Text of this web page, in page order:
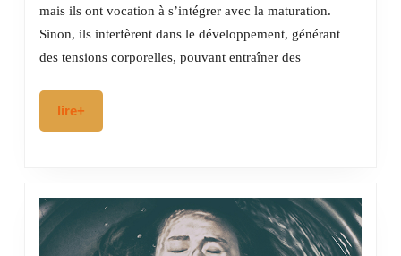
comment
les
mais ils ont vocation à s’intégrer avec la maturation.
Sinon, ils interfèrent dans le développement, générant
des tensions corporelles, pouvant entraîner des
lire+